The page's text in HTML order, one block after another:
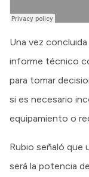
Una vez
informe técnico
para tomar
si es necesario
equipamiento o
Rubio señaló que
será la potencia